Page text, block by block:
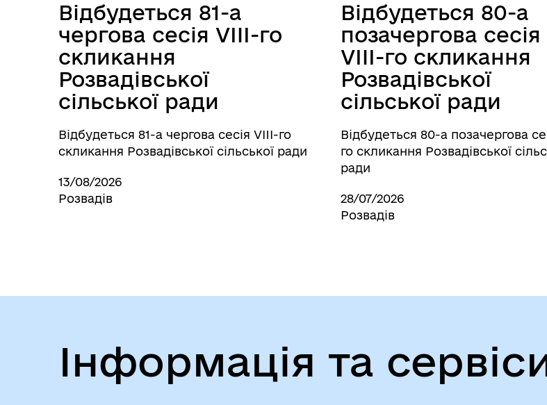
Відбудеться 81-а
чергова сесія VIII-го
скликання
Розвадівської
сільської ради
Відбудеться 81-а чергова сесія VIII-го
скликання Розвадівської сільської ради
13/08/2026
Розвадів
Відбудеться 80-а
позачергова сесія
VIII-го скликання
Розвадівської
сільської ради
Відбудеться 80-а позачергова
го скликання Розвадівської
ради
28/07/2026
Розвадів
Інформація та